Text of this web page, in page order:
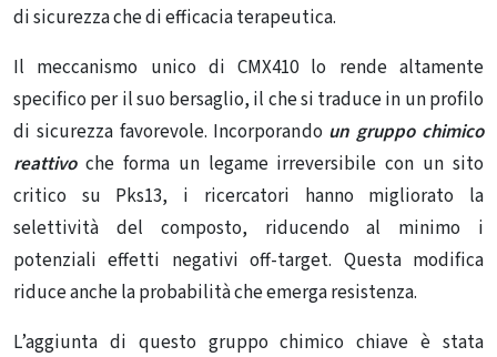
di sicurezza che di efficacia terapeutica.
Il meccanismo unico di CMX410 lo rende altamente
specifico per il suo bersaglio, il che si traduce in un profilo
di sicurezza favorevole. Incorporando un gruppo chimico
reattivo che forma un legame irreversibile con un sito
critico su Pks13, i ricercatori hanno migliorato la
selettività del composto, riducendo al minimo i
potenziali effetti negativi off-target. Questa modifica
riduce anche la probabilità che emerga resistenza.
L’aggiunta di questo gruppo chimico chiave è stata